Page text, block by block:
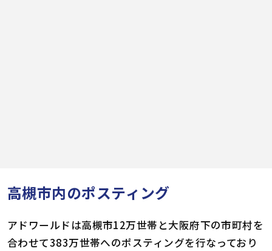
高槻市内のポスティング
アドワールドは高槻市12万世帯と大阪府下の市町村を
合わせて383万世帯へのポスティングを行なっており